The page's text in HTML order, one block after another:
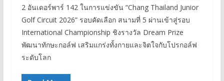
2 อันเดอร์พาร์ 142 ในการแข่งขัน “Chang Thailand Junior
Golf Circuit 2026” รอบคัดเลือก สนามที่ 5 ผ่านเข้าสู่รอบ
International Championship ชิงรางวัล Dream Prize
พัฒนาทักษะกอล์ฟ เสริมแกร่งทั้งกายและจิตใจกับโปรกอล์ฟ
ระดับโลก